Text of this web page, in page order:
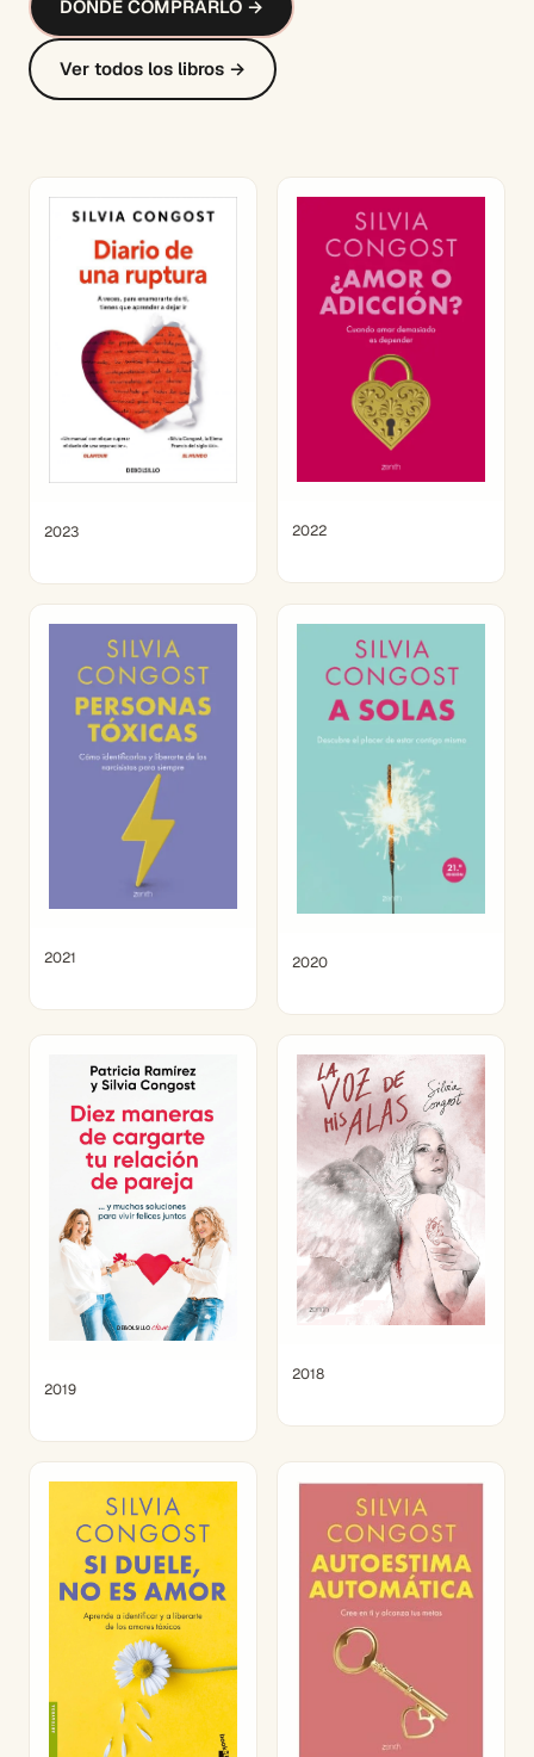
DÓNDE COMPRARLO →
Ver todos los libros →
2023 2022
2021 2020
2019
2018